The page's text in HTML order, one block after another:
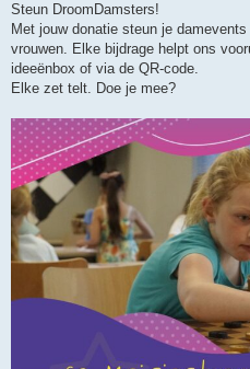
Steun DroomDamsters!
Met jouw donatie steun je
vrouwen. Elke bijdrage helpt ons
ideeënbox of via de QR-code.
Elke zet telt. Doe je mee?